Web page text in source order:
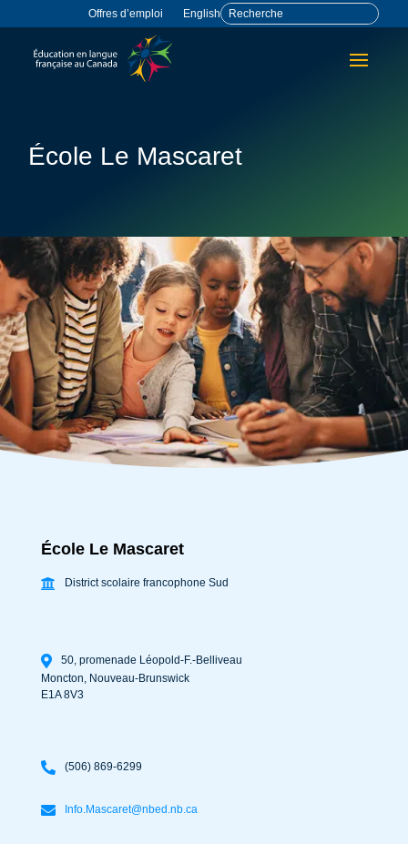
Offres d’emploi English
École Le Mascaret
École Le Mascaret
District scolaire francophone Sud
50, promenade Léopold-F.-Belliveau
Moncton, Nouveau-Brunswick
E1A 8V3
(506) 869-6299
Info.Mascaret@nbed.nb.ca